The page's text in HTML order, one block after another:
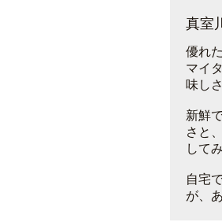
真室
優れ
マイ
味し
新鮮
さと
して
自宅
が、